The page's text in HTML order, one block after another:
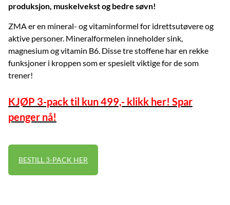
produksjon, muskelvekst og bedre søvn!
ZMA er en mineral- og vitaminformel for idrettsutøvere og
aktive personer. Mineralformelen inneholder sink,
magnesium og vitamin B6. Disse tre stoffene har en rekke
funksjoner i kroppen som er spesielt viktige for de som
trener!
KJØP 3-pack til kun 499,- klikk her! Spar
penger nå!
BESTILL 3-PACK HER